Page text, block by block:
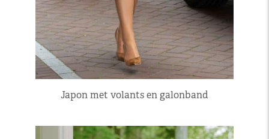
Japon met volants en galonband